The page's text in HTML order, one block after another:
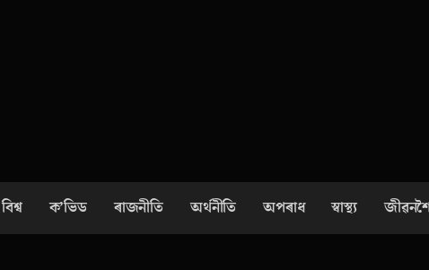
বিশ্ব ক’ভিড ৰাজনীতি অৰ্থনীতি অপৰাধ স্বাস্থ্য